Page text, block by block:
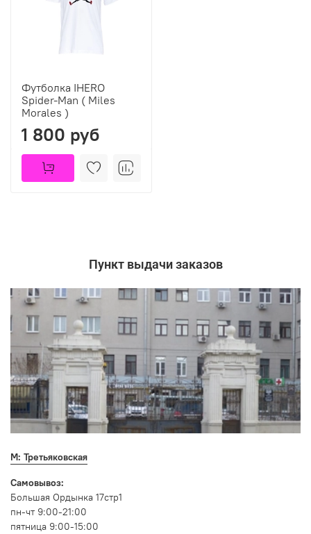
Футболка IHERO
Spider-Man ( Miles
Morales )
1 800 руб
Пункт выдачи заказов
М: Третьяковская
Самовывоз:
Большая Ордынка 17стр1
пн-чт 9:00-21:00
пятница 9:00-15:00